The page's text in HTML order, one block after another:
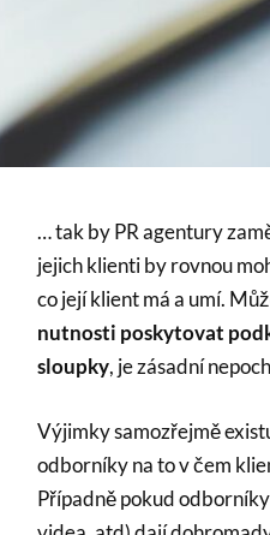
… tak by PR agentury
jejich klienti by rovnou
co její klient má a umí.
nutnosti poskytovat
sloupky, je zásadní
Výjimky samozřejmě
odborníky na to v čem
Případně pokud